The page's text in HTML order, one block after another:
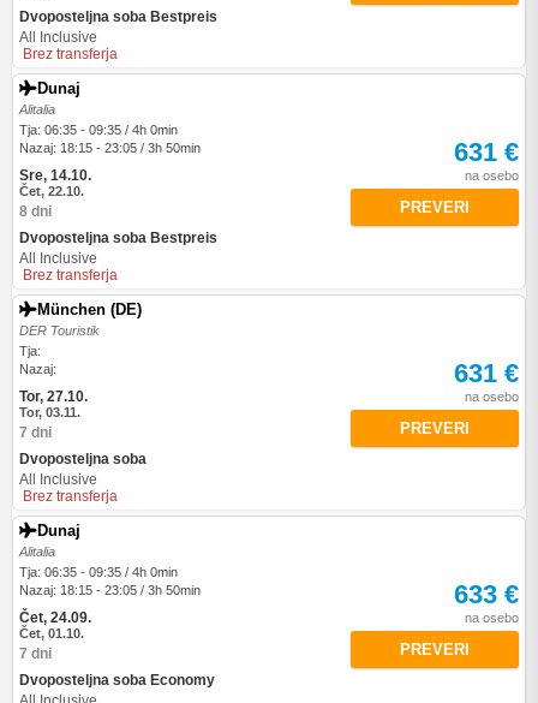
Dvoposteljna soba Bestpreis
All Inclusive
Brez transferja
Dunaj
Alitalia
Tja: 06:35 - 09:35 / 4h 0min
Nazaj: 18:15 - 23:05 / 3h 50min
Sre, 14.10.
Čet, 22.10.
8 dni
Dvoposteljna soba Bestpreis
All Inclusive
Brez transferja
631 €
na osebo
PREVERI
München (DE)
DER Touristik
Tja:
Nazaj:
Tor, 27.10.
Tor, 03.11.
7 dni
Dvoposteljna soba
All Inclusive
Brez transferja
631 €
na osebo
PREVERI
Dunaj
Alitalia
Tja: 06:35 - 09:35 / 4h 0min
Nazaj: 18:15 - 23:05 / 3h 50min
Čet, 24.09.
Čet, 01.10.
7 dni
Dvoposteljna soba Economy
633 €
na osebo
PREVERI